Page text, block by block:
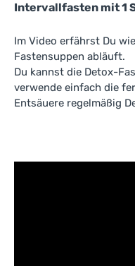
Intervallfasten mit 1
Im Video erfährst Du
Fastensuppen abläuft.
Du kannst die Detox-
verwende einfach die
Entsäuere regelmäßig